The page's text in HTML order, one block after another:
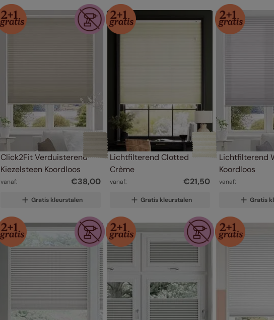
Click2Fit Verduisterend
Kiezelsteen Koordloos
vanaf: €38,00
Gratis kleurstalen
Lichtfilterend Clotted
Crème
vanaf: €21,50
Gratis kleurstalen
Lichtfilterend
Koordloos
vanaf:
Gratis